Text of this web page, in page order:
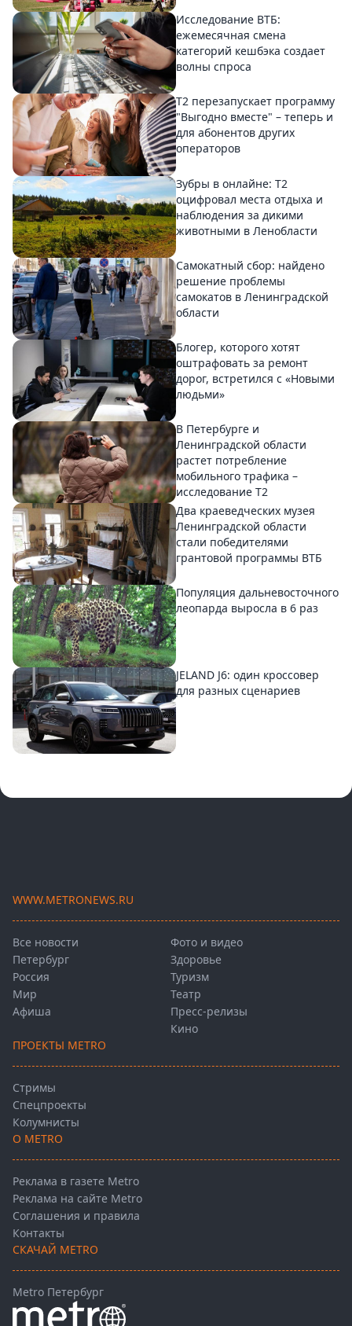
Исследование ВТБ:
ежемесячная смена
категорий кешбэка создает
волны спроса
Т2 перезапускает программу
"Выгодно вместе" – теперь и
для абонентов других
операторов
Зубры в онлайне: Т2
оцифровал места отдыха и
наблюдения за дикими
животными в Ленобласти
Самокатный сбор: найдено
решение проблемы
самокатов в Ленинградской
области
Блогер, которого хотят
оштрафовать за ремонт
дорог, встретился с «Новыми
людьми»
В Петербурге и
Ленинградской области
растет потребление
мобильного трафика –
исследование T2
Два краеведческих музея
Ленинградской области
стали победителями
грантовой программы ВТБ
Популяция дальневосточного
леопарда выросла в 6 раз
JELAND J6: один кроссовер
для разных сценариев
WWW.METRONEWS.RU
Все новости
Петербург
Россия
Мир
Афиша
Фото и видео
Здоровье
Туризм
Театр
Пресс-релизы
Кино
ПРОЕКТЫ METRO
Стримы
Спецпроекты
Колумнисты
О METRO
Реклама в газете Metro
Реклама на сайте Metro
Соглашения и правила
Контакты
СКАЧАЙ METRO
Metro Петербург